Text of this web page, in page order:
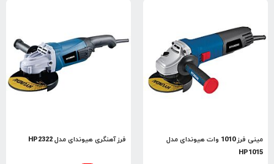
مینی فرز 1010 وات هیوندای مدل
HP1015
فرز آهنگری هیوندای مدل HP2322